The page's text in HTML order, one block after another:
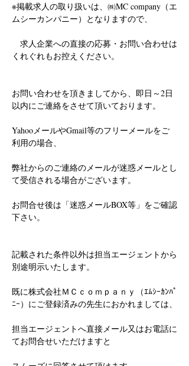
※掲載求人の取り扱いは、㈱MC company（エ
ムシーカンパニー）となりますので、
求人企業への直接の応募・お問い合わせは
くれぐれもお控えください。
お問い合わせを頂きましてから、即日～2日
以内にご連絡をさせて頂いております。
YahooメールやGmail等のフリーメールをご
利用の場合、
弊社からのご連絡のメールが迷惑メールとし
て受信される場合がございます。
お問合せ後は「迷惑メールBOX等」をご確認
下さい。
記載された条件以外は担当エージェントから
別途明示いたします。
既に株式会社ＭＣｃｏｍｐａｎｙ（ｴﾑｼｰｶﾝﾊﾟ
ﾆｰ）にご登録済みの先生におかれましては、
担当エージェントへ直接メール又はお電話に
てお問合せいただけますと